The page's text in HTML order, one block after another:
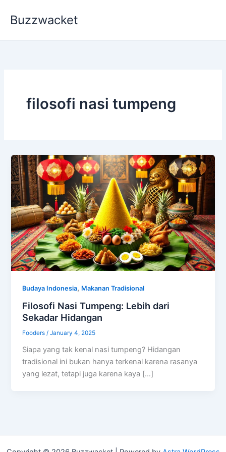
Buzzwacket
filosofi nasi tumpeng
Budaya Indonesia, Makanan Tradisional
Filosofi Nasi Tumpeng: Lebih dari
Sekadar Hidangan
Fooders/January 4, 2025
Siapa yang tak kenal nasi tumpeng? Hidangan
tradisional ini bukan hanya terkenal karena rasanya
yang lezat, tetapi juga karena kaya […]